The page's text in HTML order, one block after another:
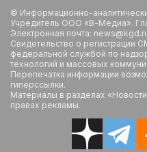
© Информационно-
Учредитель ООО «В-Медиа».
Электронная почта:
Свидетельство о регистрации
федеральной службой по
технологий и массовых
Перепечатка информации
гиперссылки.
Материалы в разделах
правах рекламы.